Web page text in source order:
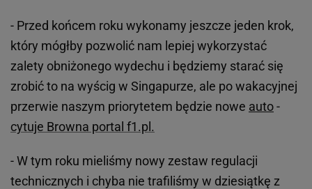
- Przed końcem roku wykonamy jeszcze jeden krok,
który mógłby pozwolić nam lepiej wykorzystać
zalety obniżonego wydechu i będziemy starać się
zrobić to na wyścig w Singapurze, ale po wakacyjnej
przerwie naszym priorytetem będzie nowe auto-
cytuje Browna portal f1.pl.
- W tym roku mieliśmy nowy zestaw regulacji
technicznych i chyba nie trafiliśmy w dziesiątkę z